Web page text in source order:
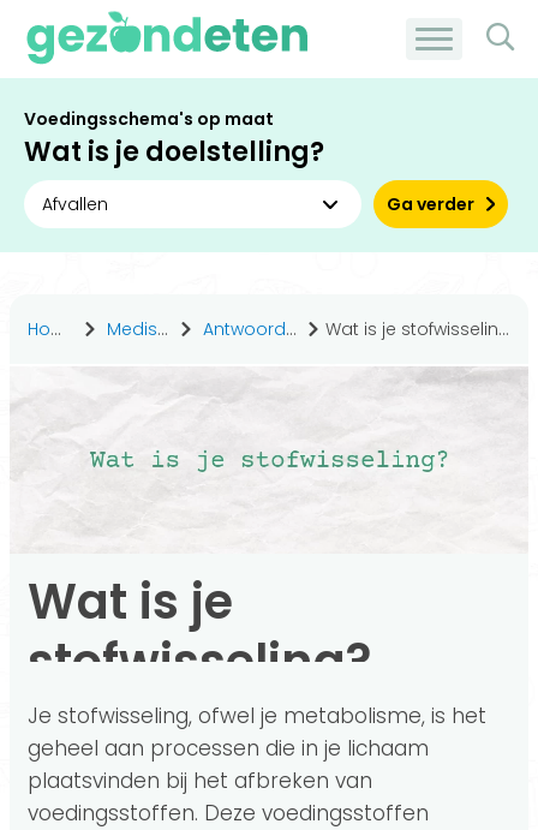
Voedingsschema's op maat
Wat is je doelstelling?
Ga verder
Home Medisch Antwoorden Wat is je stofwisseling?
Wat is je
stofwisseling?
Je stofwisseling, ofwel je metabolisme, is het
geheel aan processen die in je lichaam
plaatsvinden bij het afbreken van
voedingsstoffen. Deze voedingsstoffen